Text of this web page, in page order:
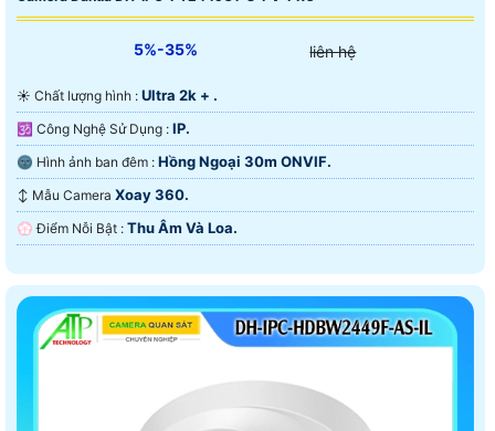
5%-35% liên hệ
☀️ Chất lượng hình : Ultra 2k + .
🕉️ Công Nghệ Sử Dụng : IP.
🌚 Hình ảnh ban đêm : Hồng Ngoại 30m ONVIF.
↕️ Mẫu Camera Xoay 360.
️💮 Điểm Nỗi Bật : Thu Âm Và Loa.